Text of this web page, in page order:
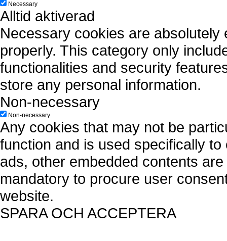
Necessary
Alltid aktiverad
Necessary cookies are
properly. This category only
functionalities and security
store any personal information.
Non-necessary
Non-necessary
Any cookies that may not be
function and is used specifically
ads, other embedded contents
mandatory to procure user
website.
SPARA OCH ACCEPTERA